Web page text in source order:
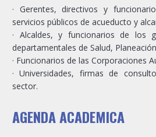
· Gerentes, directivos y
servicios públicos de acueducto y
· Alcaldes, y funcionarios de los
departamentales de Salud,
· Funcionarios de las Corporaciones
· Universidades, firmas de
sector.
AGENDA ACADEMICA